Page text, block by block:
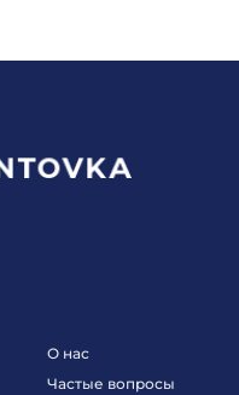
О нас
Частые вопросы